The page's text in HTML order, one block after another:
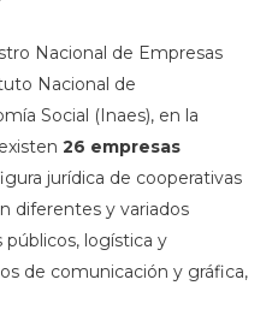
Nacional de Empresas
Nacional de
Social (Inaes), en la
26 empresas
jurídica de cooperativas
diferentes y variados
públicos, logística y
de comunicación y gráfica,